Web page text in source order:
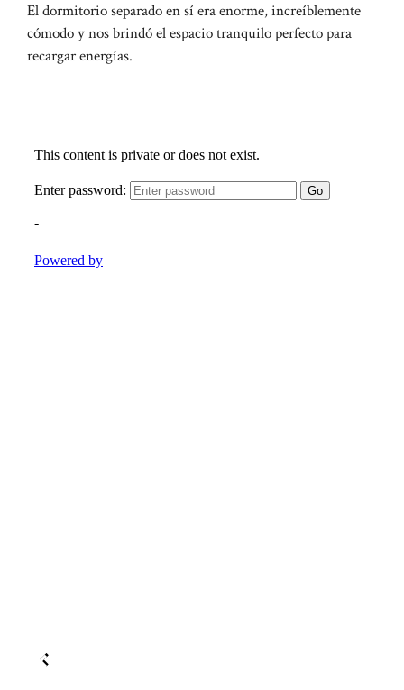
El dormitorio separado en sí era enorme, increíblemente
cómodo y nos brindó el espacio tranquilo perfecto para
recargar energías.